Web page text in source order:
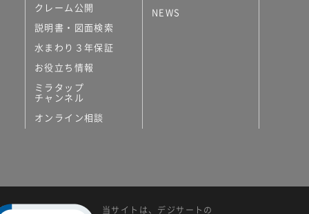
クレーム公開
説明書・図面検索
水まわり３年保証
お役立ち情報
ミラタップ
チャンネル
オンライン相談
NEWS
当サイトは、デジサートの